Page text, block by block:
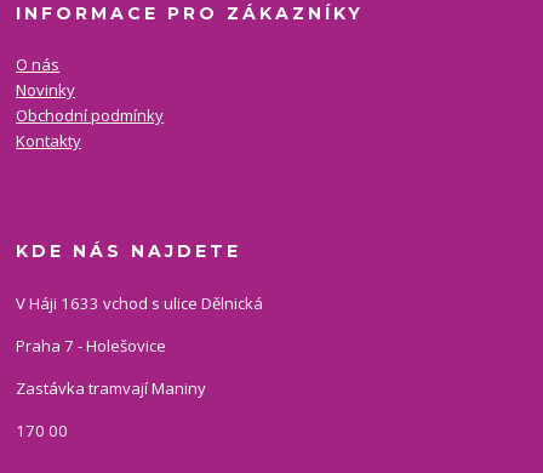
INFORMACE PRO ZÁKAZNÍKY
O nás
Novinky
Obchodní podmínky
Kontakty
KDE NÁS NAJDETE
V Háji 1633 vchod s ulice Dělnická
Praha 7 - Holešovice
Zastávka tramvají Maniny
170 00